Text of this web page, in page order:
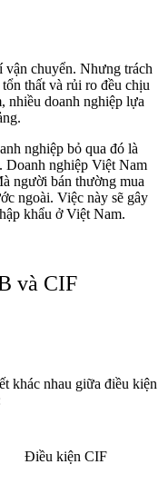
chuyển. Nhưng trách
thất và rủi ro đều chịu
nhiều doanh nghiệp lựa
nghiệp bỏ qua đó là
Doanh nghiệp Việt Nam
người bán thường mua
ngoài. Việc này sẽ gây
khẩu ở Việt Nam.
và CIF
khác nhau giữa điều kiện
kiện CIF